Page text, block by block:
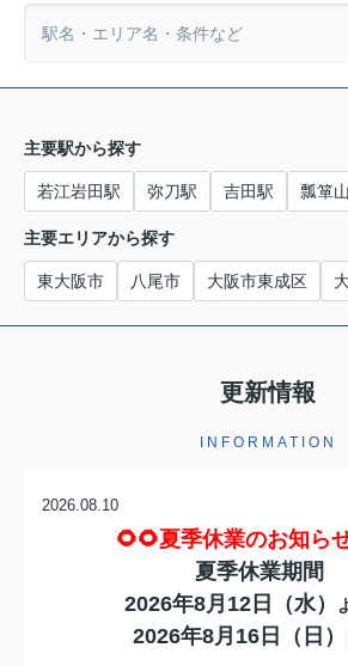
主要駅から探す
若江岩田駅 弥刀駅 吉田駅 瓢箪
主要エリアから探す
東大阪市 八尾市 大阪市東成区
更新情報
INFORMATION
2026.08.10
🌻🌻夏季休業のお知ら
夏季休業期間
2026年8月12日（水）
2026年8月16日（日）